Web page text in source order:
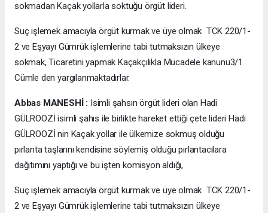
sokmadan Kaçak yollarla soktuğu örgüt lideri.
Suç işlemek amacıyla örgüt kurmak ve üye olmak TCK 220/1-
2 ve Eşyayı Gümrük işlemlerine tabi tutmaksızın ülkeye
sokmak, Ticaretini yapmak Kaçakçılıkla Mücadele kanunu3/1
Cümle den yargılanmaktadırlar.
Abbas MANESHİ : Isimli şahsın örgüt lideri olan Hadi
GÜLROOZİ isimli şahıs ile birlikte hareket ettiği çete lideri Hadi
GÜLROOZİ nin Kaçak yollar ile ülkemize sokmuş olduğu
pırlanta taşlarını kendisine söylemiş olduğu pırlantacılara
dağıtımını yaptığı ve bu işten komisyon aldığı,
Suç işlemek amacıyla örgüt kurmak ve üye olmak TCK 220/1-
2 ve Eşyayı Gümrük işlemlerine tabi tutmaksızın ülkeye